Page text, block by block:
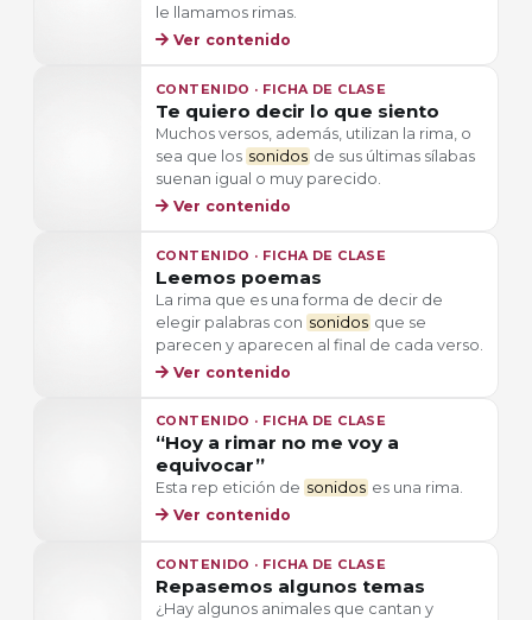
le llamamos rimas.
Ver contenido
CONTENIDO · FICHA DE CLASE
Te quiero decir lo que siento
Muchos versos, además, utilizan la rima, o
sea que los sonidos de sus últimas sílabas
suenan igual o muy parecido.
Ver contenido
CONTENIDO · FICHA DE CLASE
Leemos poemas
La rima que es una forma de decir de
elegir palabras con sonidos que se
parecen y aparecen al final de cada verso.
Ver contenido
CONTENIDO · FICHA DE CLASE
“Hoy a rimar no me voy a
equivocar”
Esta rep etición de sonidos es una rima.
Ver contenido
CONTENIDO · FICHA DE CLASE
Repasemos algunos temas
¿Hay algunos animales que cantan y